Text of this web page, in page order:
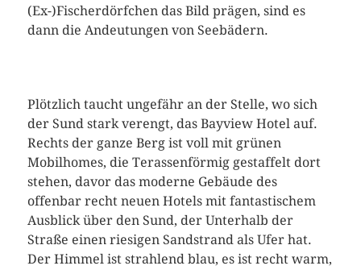
(Ex-)Fischerdörfchen das Bild prägen, sind es
dann die Andeutungen von Seebädern.
Plötzlich taucht ungefähr an der Stelle, wo sich
der Sund stark verengt, das Bayview Hotel auf.
Rechts der ganze Berg ist voll mit grünen
Mobilhomes, die Terassenförmig gestaffelt dort
stehen, davor das moderne Gebäude des
offenbar recht neuen Hotels mit fantastischem
Ausblick über den Sund, der Unterhalb der
Straße einen riesigen Sandstrand als Ufer hat.
Der Himmel ist strahlend blau, es ist recht warm,